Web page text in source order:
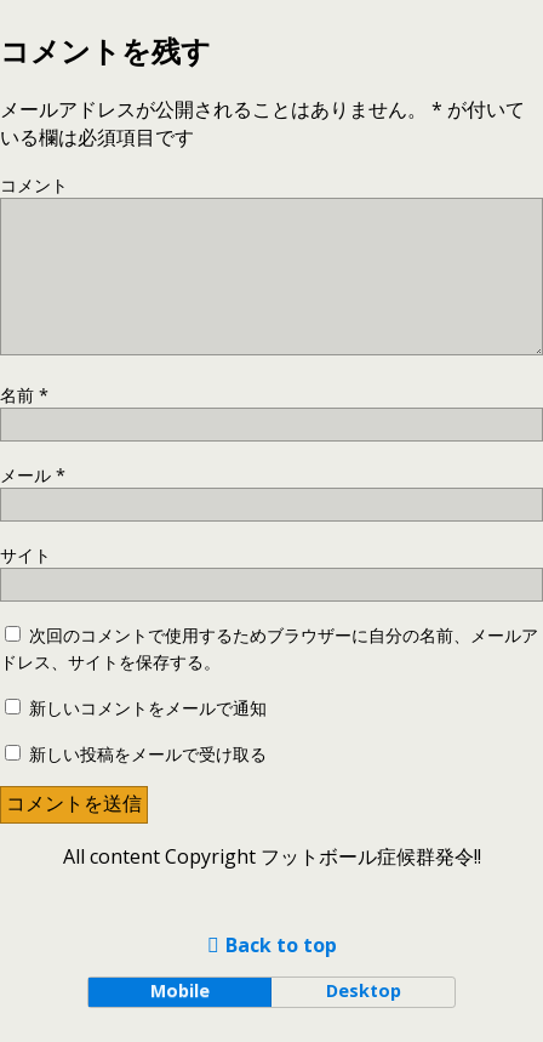
コメントを残す
メールアドレスが公開されることはありません。 * が付いて
いる欄は必須項目です
コメント
名前 *
メール *
サイト
次回のコメントで使用するためブラウザーに自分の名前、メールア
ドレス、サイトを保存する。
新しいコメントをメールで通知
新しい投稿をメールで受け取る
All content Copyright フットボール症候群発令!!
Back to top
Mobile Desktop